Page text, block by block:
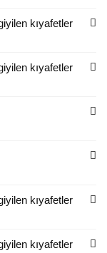
kıyafetler
kıyafetler
kıyafetler
kıyafetler